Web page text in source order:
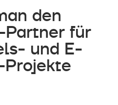
den
Partner für
und E-